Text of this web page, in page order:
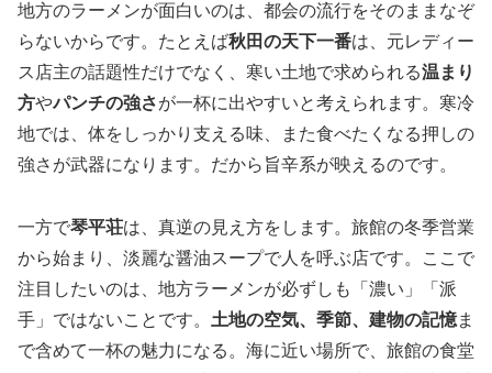
地方のラーメンが面白いのは、都会の流行をそのままなぞ
らないからです。たとえば秋田の天下一番は、元レディー
ス店主の話題性だけでなく、寒い土地で求められる温まり
方やパンチの強さが一杯に出やすいと考えられます。寒冷
地では、体をしっかり支える味、また食べたくなる押しの
強さが武器になります。だから旨辛系が映えるのです。
一方で琴平荘は、真逆の見え方をします。旅館の冬季営業
から始まり、淡麗な醤油スープで人を呼ぶ店です。ここで
注目したいのは、地方ラーメンが必ずしも「濃い」「派
手」ではないことです。 土地の空気、季節、建物の記憶ま
で含めて一杯の魅力になる。海に近い場所で、旅館の食堂